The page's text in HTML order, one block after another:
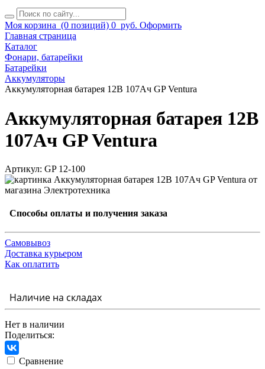
Моя корзина (0 позиций) 0 руб. Оформить
Главная страница
Каталог
Фонари, батарейки
Батарейки
Аккумуляторы
Аккумуляторная батарея 12В 107Ач GP Ventura
Аккумуляторная батарея 12В
107Ач GP Ventura
Артикул: GP 12-100
Способы оплаты и получения заказа
Самовывоз
Доставка курьером
Как оплатить
Наличие на складах
Нет в наличии
Поделиться:
Сравнение